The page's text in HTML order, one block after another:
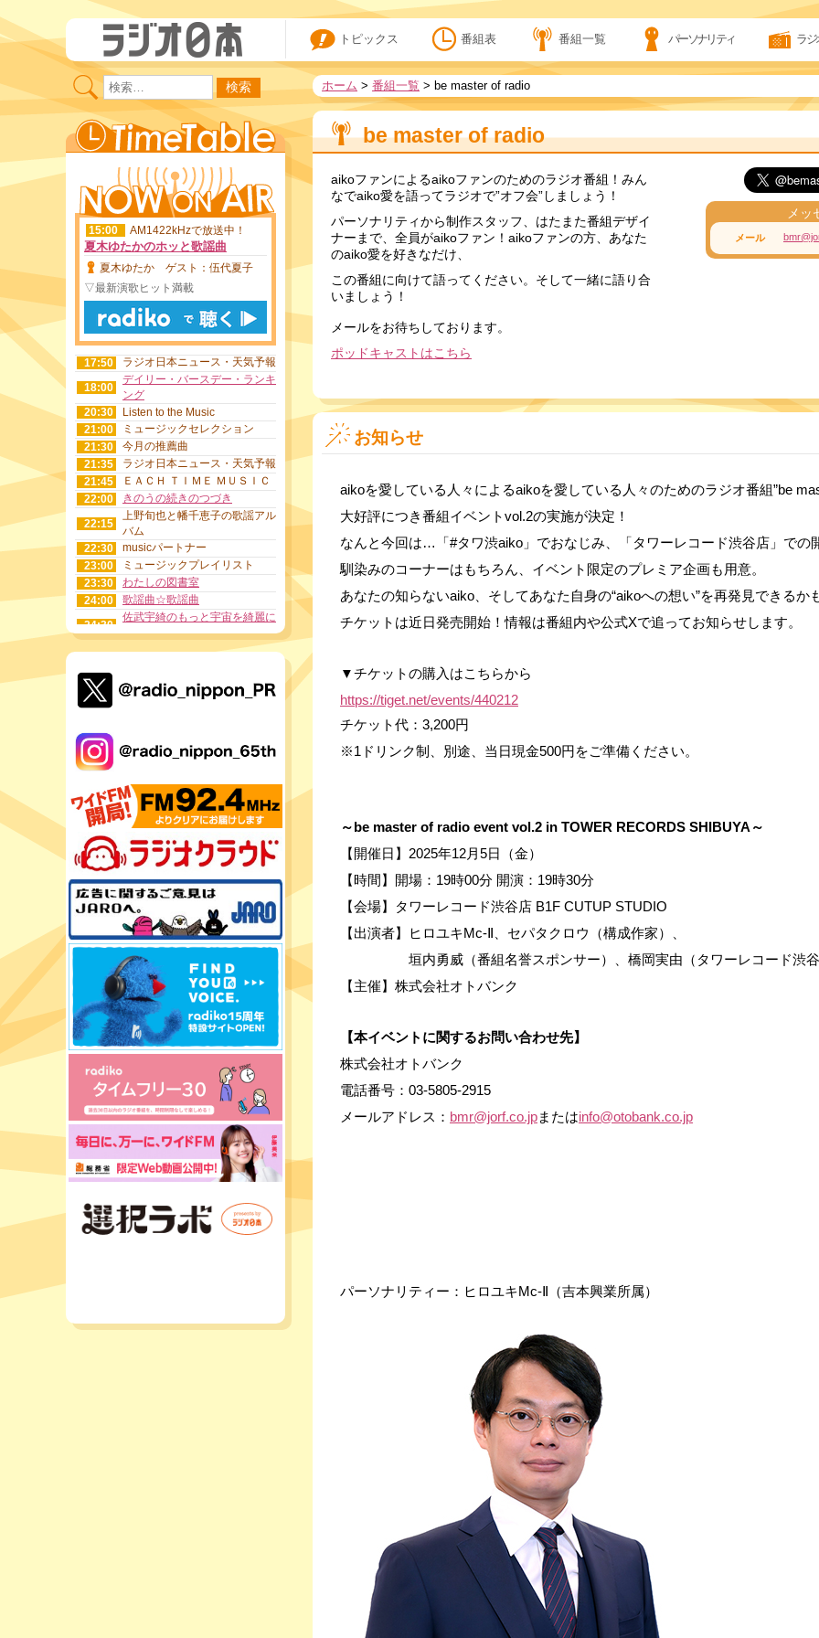
トピックス 番組表 番組一覧 パーソナリティ ラジ
5:25
今月の推薦曲
5:30
えんか侍
5:55
ラジオ日本ニュース・天気予報
6:00
ウェイクアップミュージック
6:30
町亞聖のスマートＮＥＷＳ
望月理恵のエンタメ☆カフェ
9:00
ＳＷＥＥＴ！！
11:55
ラジオ日本ニュース・天気予報
12:00
加藤裕介の横浜ポップＪ
15:00 AM1422kHzで放送中！
夏木ゆたかのホッと歌謡曲
夏木ゆたか ゲスト：伍代夏子
▽最新演歌ヒット満載
17:50
ラジオ日本ニュース・天気予報
18:00
デイリー・バースデー・ランキ
ング
20:30
Listen to the Music
21:00
ミュージックセレクション
21:30
今月の推薦曲
21:35
ラジオ日本ニュース・天気予報
21:45
ＥＡＣＨ ＴＩＭＥ ＭＵＳＩＣ
22:00
きのうの続きのつづき
22:15
上野旬也と幡千恵子の歌謡アル
バム
22:30
musicパートナー
23:00
ミュージックプレイリスト
23:30
わたしの図書室
24:00
歌謡曲☆歌謡曲
24:30
佐武宇綺のもっと宇宙を綺麗に
するラジオ
25:00
全米トップ40 THE 80‘S
26:00
ー＆特撮ＢｏｙｚのボイズＶｏ
27:30
ドラマ・サントラアワー
28:00
おはよう歌一番
ホーム > 番組一覧 > be master of radio
be master of radio
aikoファンによるaikoファンのためのラジオ番組！みん
なでaiko愛を語ってラジオで”オフ会”しましょう！
パーソナリティから制作スタッフ、はたまた番組デザイ
ナーまで、全員がaikoファン！aikoファンの方、あなた
のaiko愛を好きなだけ、
この番組に向けて語ってください。そして一緒に語り合
いましょう！
メールをお待ちしております。
ポッドキャストはこちら
メッ
メール
お知らせ
aikoを愛している人々によるaikoを愛している人々のためのラジオ番組”be
大好評につき番組イベントvol.2の実施が決定！
なんと今回は…「#タワ渋aiko」でおなじみ、「タワーレコード渋谷店」での
馴染みのコーナーはもちろん、イベント限定のプレミア企画も用意。
あなたの知らないaiko、そしてあなた自身の“aikoへの想い”を再発見できるか
チケットは近日発売開始！情報は番組内や公式Xで追ってお知らせします。
▼チケットの購入はこちらから
https://tiget.net/events/440212
チケット代：3,200円
※1ドリンク制、別途、当日現金500円をご準備ください。
～be master of radio event vol.2 in TOWER RECORDS SHIBUYA～
【開催日】2025年12月5日（金）
【時間】開場：19時00分 開演：19時30分
【会場】タワーレコード渋谷店 B1F CUTUP STUDIO
【出演者】ヒロユキMc-Ⅱ、セパタクロウ（構成作家）、
垣内勇威（番組名誉スポンサー）、橋岡実由（タワーレコード渋
【主催】株式会社オトバンク
【本イベントに関するお問い合わせ先】
株式会社オトバンク
電話番号：03-5805-2915
メールアドレス： bmr@jorf.co.jpまたはinfo@otobank.co.jp
パーソナリティー：ヒロユキMc-Ⅱ（吉本興業所属）